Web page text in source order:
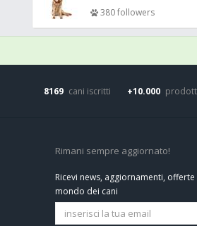
380 followers
8169 cani iscritti +10.000
Rimani sempre aggiornato!
Ricevi news, aggiornamenti, offerte
mondo dei cani